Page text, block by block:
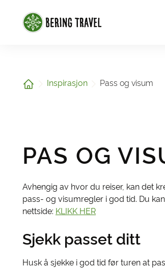
Hjem Inspirasjon Pass og visum
PAS OG
Avhengig av hvor du reiser, kan det
pass- og visumregler i god tid. Du
nettside: KLIKK HER
Sjekk passet ditt
Husk å sjekke i god tid før turen at